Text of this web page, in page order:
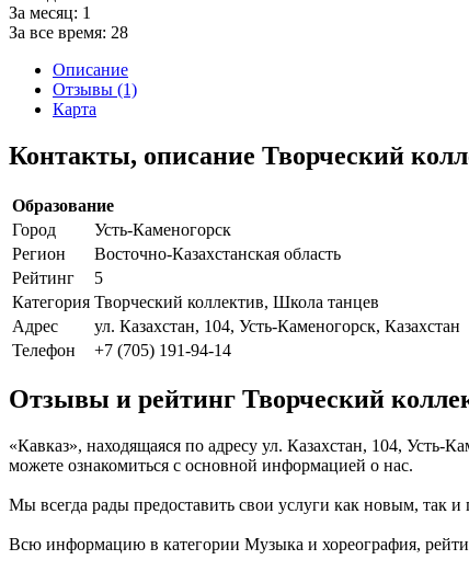
За месяц: 1
За все время: 28
Описание
Отзывы (1)
Карта
Контакты, описание Творческий
Образование
Город
Усть-Каменогорск
Регион
Восточно-Казахстанская область
Рейтинг
5
Категория Творческий коллектив, Школа танцев
Адрес
ул. Казахстан, 104, Усть-Каменогорск, Казахстан
Телефон
+7 (705) 191-94-14
Отзывы и рейтинг Творческий
«Кавказ», находящаяся по адресу ул. Казахстан, 104,
можете ознакомиться с основной информацией о нас.
Мы всегда рады предоставить свои услуги как новым, так
Всю информацию в категории Музыка и хореография,